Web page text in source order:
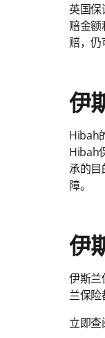
英国
赔金
赔，仍
伊
Hibah
Hibah
承的目
障。
伊
伊斯兰
兰保险
立即查